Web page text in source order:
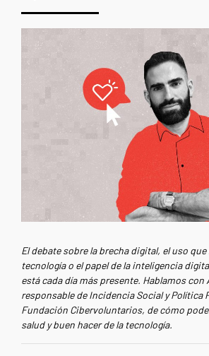
El debate sobre la brecha digital, el uso que
tecnología o el papel de la inteligencia
está cada día más presente. Hablamos con
responsable de Incidencia Social y Política
Fundación Cibervoluntarios, de cómo
salud y buen hacer de la tecnología.